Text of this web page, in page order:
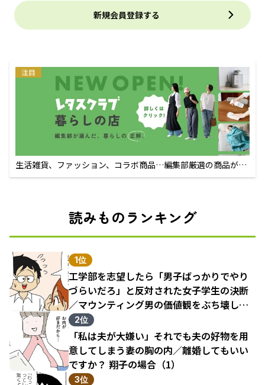
新規会員登録する
注目
生活雑貨、ファッション、コラボ商品…編集部厳選の商品が買
えるECサイト
読みものランキング
1位
工学部を志望したら「男子ばっかりでやり
づらいだろ」と反対された女子学生の決断
／マウンティング男の価値観をぶち壊した
結果（1）
2位
「私は夫が大嫌い」それでも夫の好物を用
意してしまう妻の胸の内／離婚してもいい
ですか？ 翔子の場合（1）
3位